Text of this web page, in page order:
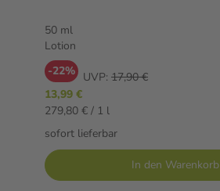
50 ml
Lotion
-22% UVP: 17,90 €
13,99 €
279,80 € / 1 l
sofort lieferbar
In den Warenkorb